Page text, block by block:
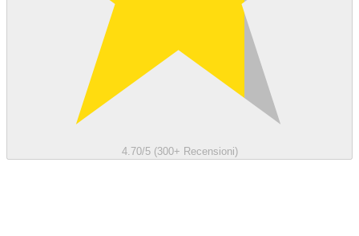
4.70/5 (300+ Recensioni)